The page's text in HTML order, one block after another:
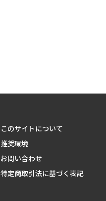
このサイトについて
推奨環境
お問い合わせ
特定商取引法に基づく表記